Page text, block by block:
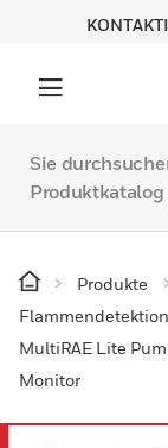
Sie
Produkte
Flammendetektion
MultiRAE Lite
Monitor